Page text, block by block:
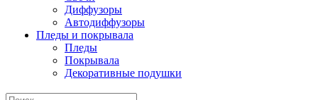
Диффузоры
Автодиффузоры
Пледы и покрывала
Пледы
Покрывала
Декоративные подушки